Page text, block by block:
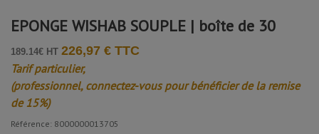
EPONGE WISHAB SOUPLE | boîte de 30
189.14€ HT 226,97 € TTC
Tarif particulier,
(professionnel, connectez-vous pour bénéficier de la remise
de 15%)
Référence: 8000000013705